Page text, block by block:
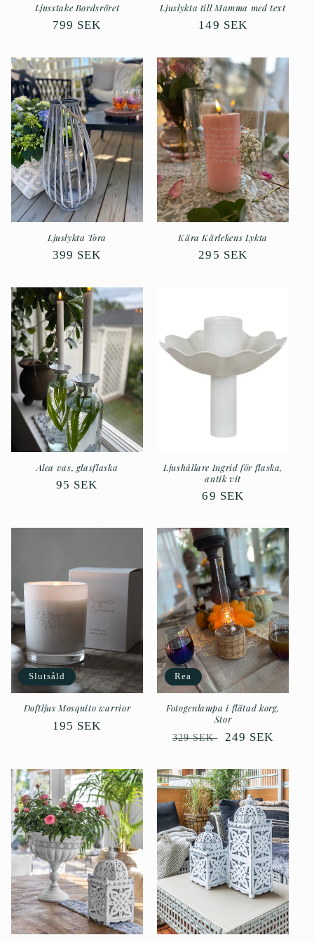
Ljusstake Bordsröret
Ordinarie
799 SEK
Ljuslykta till Mamma med text
Ordinarie
149 SEK
Ljuslykta Tora
Ordinarie
399 SEK
Kära Kärlekens Lykta
Ordinarie
295 SEK
Alea vas, glasflaska
Ordinarie
95 SEK
Ljushållare Ingrid för flaska,
antik vit
Ordinarie
69 SEK
Slutsåld
Doftljus Mosquito warrior
Ordinarie
195 SEK
Rea
Fotogenlampa i flätad korg,
Stor
Ordinarie
329 SEK 249 SEK